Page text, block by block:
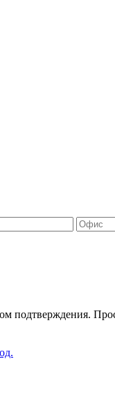
подтверждения.